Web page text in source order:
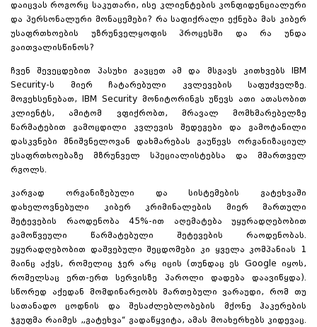
დაიცვას როგორც საკუთარი, ისე კლიენტების კონფიდენციალური
და პერსონალური მონაცემები? რა საფიქრალი ექნება მას კიბერ
უსაფრთხოების უზრუნველყოფის პროცესში და რა უნდა
გაითვალისწინოს?
ჩვენ შევეცდებით პასუხი გავცეთ ამ და მსგავს კითხვებს IBM
Security-ს მიერ ჩატარებული კვლევების საფუძველზე.
მოგეხსენებათ, IBM Security მონიტორინგს უწევს ათი ათასობით
კლიენტს, ამიტომ ვფიქრობთ, მრავალ მომხმარებელზე
წარმატებით გამოცდილი კვლევის შედეგები და გამოტანილი
დასკვნები მნიშვნელოვან დახმარებას გაუწევს ორგანიზაციულ
უსაფრთხოებაზე მზრუნველ სპეციალისტებსა და მმართველ
რგოლს.
კარგად ორგანიზებული და სისტემების გატეხვაში
დახელოვნებული კიბერ კრიმინალების მიერ მართული
შეტევების რაოდენობა 45%-ით აღემატება უყურადღებობით
გამოწვეული წარმატებული შეტევების რაოდენობას.
უყურადღებობით დაშვებული შეცდომები კი ყველა კომპანიას 1
მაინც აქვს, რომელიც ჯერ არც იცის (თუნდაც ეს Google იყოს,
რომელსაც ერთ-ერთ სერვისზე პაროლი დადება დაავიწყდა).
სწორედ აქედან მომდინარეობს მართებული ვარაუდი, რომ თუ
სათანადო ცოდნის და შესაძლებლობების მქონე ჰაკერების
ჯგუფმა რაიმეს „გატეხვა“ გადაწყვიტა, ამას მოახერხებს კიდევაც.